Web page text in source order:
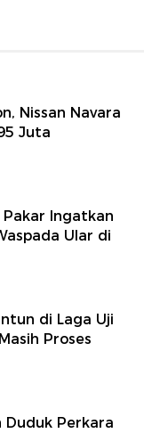
Nissan Navara
Juta
Pakar Ingatkan
Ular di
di Laga Uji
Proses
Duduk Perkara